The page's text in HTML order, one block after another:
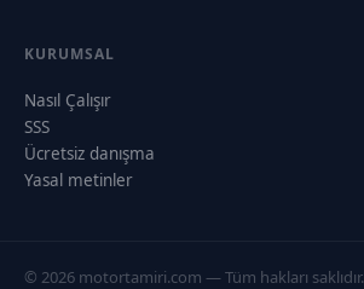
KURUMSAL
Nasıl Çalışır
SSS
Ücretsiz danışma
Yasal metinler
© 2026 motortamiri.com — Tüm hakları saklıdır.